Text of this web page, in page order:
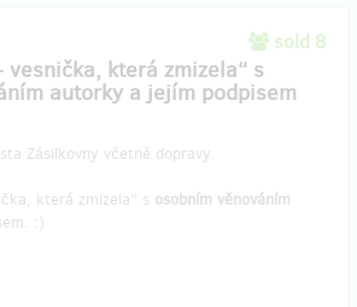
sold 8
vesnička, která zmizela“ s
autorky a jejím podpisem
Zásilkovny včetně dopravy.
která zmizela“ s osobním věnováním
:)